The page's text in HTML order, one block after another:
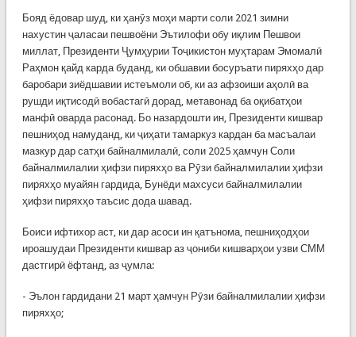
Бояд ёдовар шуд, ки ҳанӯз моҳи марти соли 2021 зимни
нахустин ҷаласаи пешвоёни Эътилофи обу иқлим Пешвои
миллат, Президенти Ҷумҳурии Тоҷикистон муҳтарам Эмомалӣ
Раҳмон қайд карда буданд, ки обшавии босуръати пиряхҳо дар
баробари зиёдшавии истеъмоли об, ки аз афзоиши аҳолӣ ва
рушди иқтисодӣ вобастагӣ дорад, метавонад ба оқибатҳои
манфӣ оварда расонад. Бо назардошти ин, Президенти кишвар
пешниҳод намуданд, ки ҷиҳати тамаркуз кардан ба масъалаи
мазкур дар сатҳи байналмилалӣ, соли 2025 ҳамчун Соли
байналмилалии ҳифзи пиряхҳо ва Рӯзи байналмилалии ҳифзи
пиряхҳо муайян гардида, Бунёди махсуси байналмилалии
ҳифзи пиряхҳо таъсис дода шавад.
Боиси ифтихор аст, ки дар асоси ин қатънома, пешниҳодҳои
ироашудаи Президенти кишвар аз ҷониби кишварҳои узви СММ
дастгирӣ ёфтанд, аз ҷумла:
- Эълон гардидани 21 март ҳамчун Рӯзи байналмилалии ҳифзи
пиряхҳо;